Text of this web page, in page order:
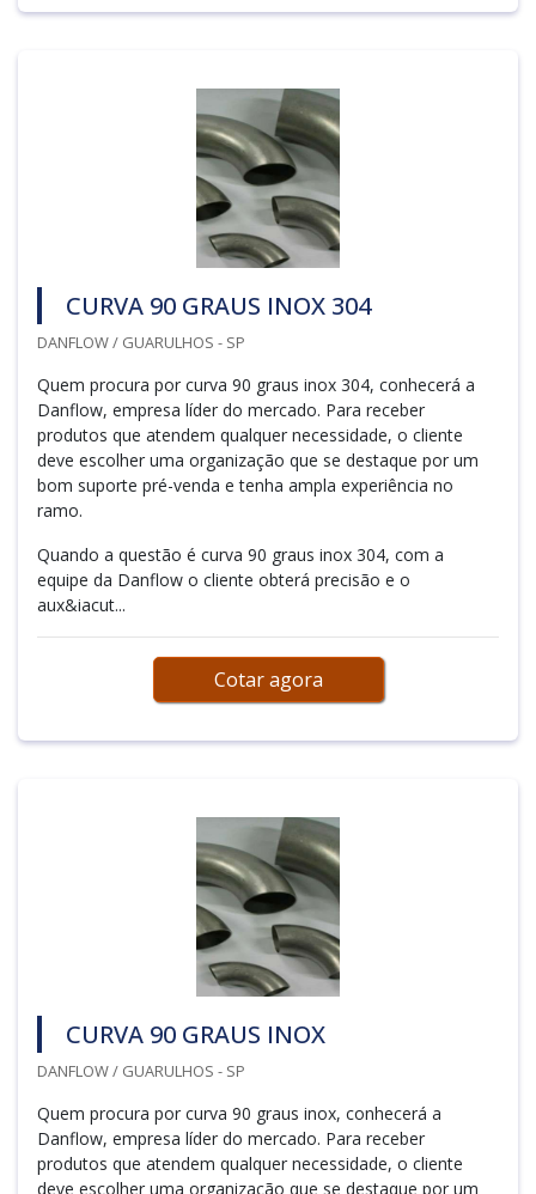
CURVA 90 GRAUS INOX 304
DANFLOW / GUARULHOS - SP
Quem procura por curva 90 graus inox 304, conhecerá a
Danflow, empresa líder do mercado. Para receber
produtos que atendem qualquer necessidade, o cliente
deve escolher uma organização que se destaque por um
bom suporte pré-venda e tenha ampla experiência no
ramo.
Quando a questão é curva 90 graus inox 304, com a
equipe da Danflow o cliente obterá precisão e o
aux&iacut...
Cotar agora
CURVA 90 GRAUS INOX
DANFLOW / GUARULHOS - SP
Quem procura por curva 90 graus inox, conhecerá a
Danflow, empresa líder do mercado. Para receber
produtos que atendem qualquer necessidade, o cliente
deve escolher uma organização que se destaque por um